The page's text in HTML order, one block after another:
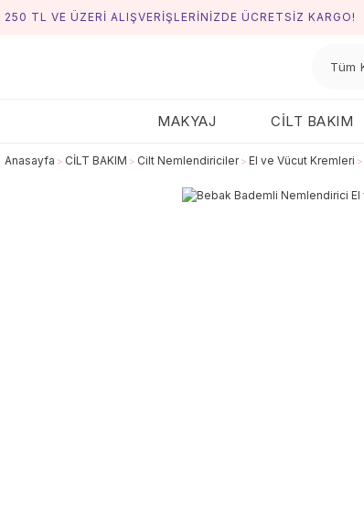
250 TL VE ÜZERİ ALIŞVERİŞLERİNİZDE ÜCRETSİZ KARGO!
MAKYAJ CİLT BAKIM
Anasayfa CİLT BAKIM Cilt Nemlendiriciler El ve Vücut Kremleri